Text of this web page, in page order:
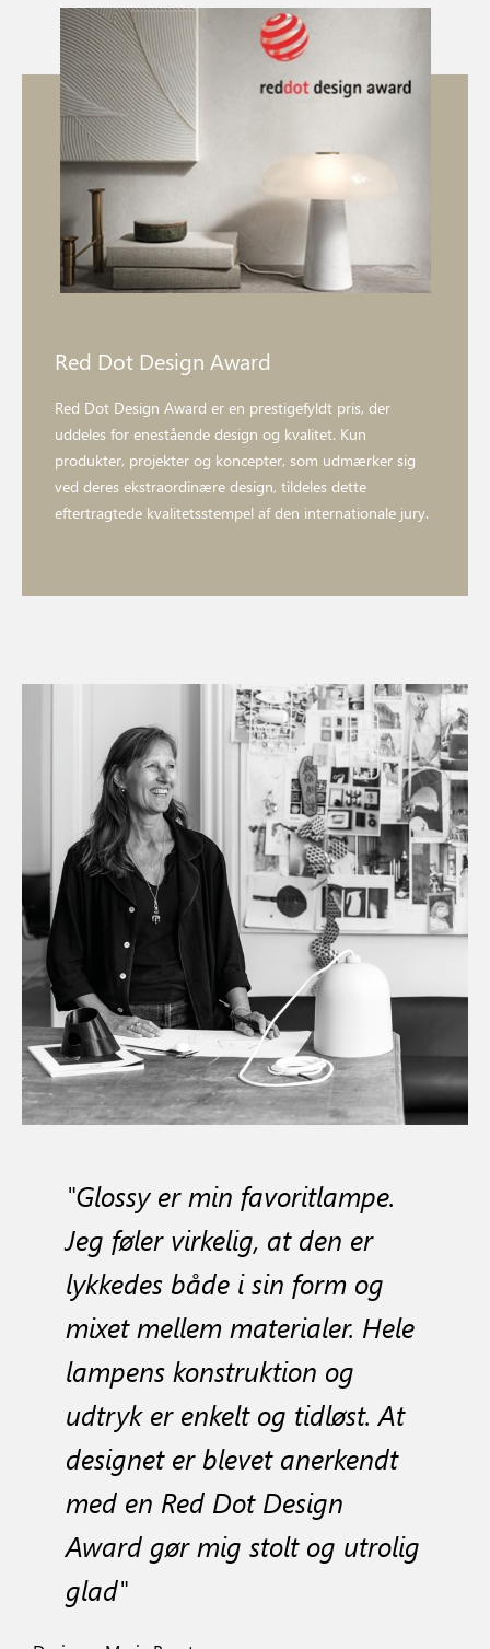
Red Dot Design Award
Red Dot Design Award er en prestigefyldt pris, der
uddeles for enestående design og kvalitet. Kun
produkter, projekter og koncepter, som udmærker sig
ved deres ekstraordinære design, tildeles dette
eftertragtede kvalitetsstempel af den internationale jury.
"Glossy er min favoritlampe.
Jeg føler virkelig, at den er
lykkedes både i sin form og
mixet mellem materialer. Hele
lampens konstruktion og
udtryk er enkelt og tidløst. At
designet er blevet anerkendt
med en Red Dot Design
Award gør mig stolt og utrolig
glad"